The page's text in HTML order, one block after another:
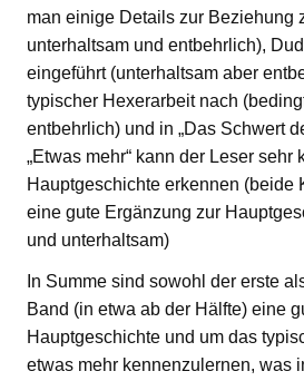
man einige Details zur Beziehung
unterhaltsam und entbehrlich),
eingeführt (unterhaltsam aber
typischer Hexerarbeit nach
entbehrlich) und in „Das Schwert
„Etwas mehr“ kann der Leser sehr
Hauptgeschichte erkennen (beide
eine gute Ergänzung zur
und unterhaltsam)
In Summe sind sowohl der erste
Band (in etwa ab der Hälfte) eine
Hauptgeschichte und um das
etwas mehr kennenzulernen, was